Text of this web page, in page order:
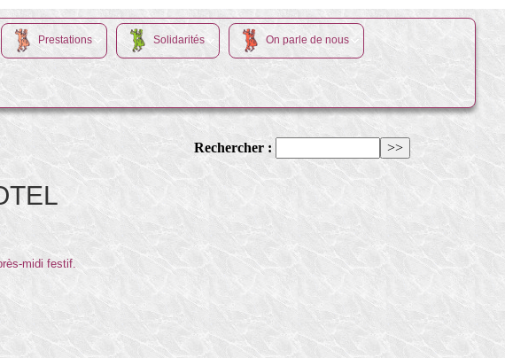
Prestations Solidarités On parle de nous
midi festif.
Rechercher :